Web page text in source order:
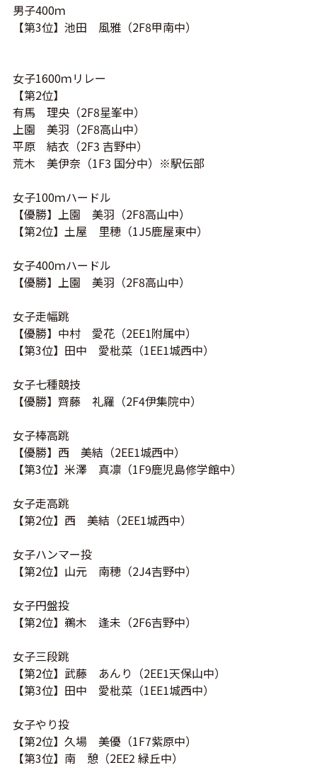
男子400ｍ
【第3位】池田 風雅（2F8甲南中）
女子1600ｍリレー
【第2位】
有馬 理央（2F8星峯中）
上園 美羽（2F8高山中）
平原 結衣（2F3 吉野中）
荒木 美伊奈（1F3 国分中）※駅伝部
女子100ｍハードル
【優勝】上園 美羽（2F8高山中）
【第2位】土屋 里穂（1J5鹿屋東中）
女子400ｍハードル
【優勝】上園 美羽（2F8高山中）
女子走幅跳
【優勝】中村 愛花（2EE1附属中）
【第3位】田中 愛枇菜（1EE1城西中）
女子七種競技
【優勝】齊藤 礼羅（2F4伊集院中）
女子棒高跳
【優勝】西 美結（2EE1城西中）
【第3位】米澤 真凛（1F9鹿児島修学館中）
女子走高跳
【第2位】西 美結（2EE1城西中）
女子ハンマー投
【第2位】山元 南穂（2J4吉野中）
女子円盤投
【第2位】鵜木 逢未（2F6吉野中）
女子三段跳
【第2位】武藤 あんり（2EE1天保山中）
【第3位】田中 愛枇菜（1EE1城西中）
女子やり投
【第2位】久場 美優（1F7紫原中）
【第3位】南 憩（2EE2 緑丘中）